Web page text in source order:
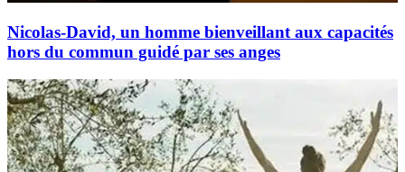
Nicolas-David, un homme bienveillant aux capacités
hors du commun guidé par ses anges